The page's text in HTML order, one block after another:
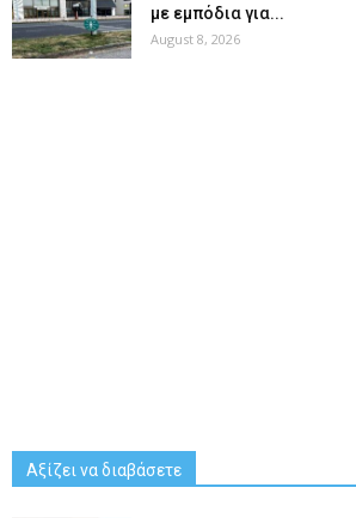
με εμπόδια για...
August 8, 2026
Αξίζει να διαβάσετε